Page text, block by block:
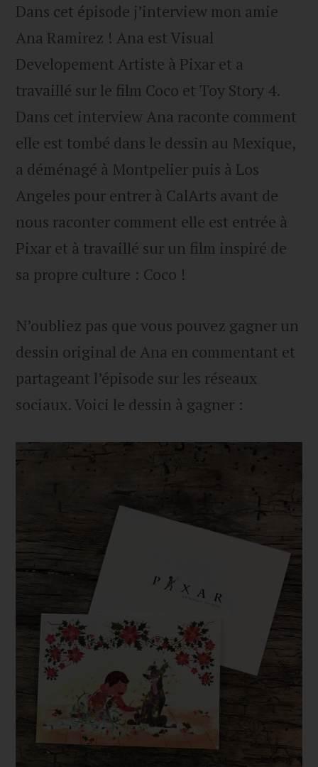
Dans cet épisode j’interview mon amie
Ana Ramirez ! Ana est Visual
Developement Artiste à Pixar et a
travaillé sur le film Coco et Toy Story 4.
Dans cet interview Ana raconte comment
elle est tombé dans le dessin au Mexique,
a déménagé à Montpelier puis à Los
Angeles pour entrer à CalArts avant de
nous raconter comment elle est entrée à
Pixar et à travaillé sur un film inspiré de
sa propre culture : Coco !
N’oubliez pas que vous pouvez gagner un
dessin original de Ana en commentant et
partageant l’épisode sur les réseaux
sociaux. Voici le dessin à gagner :